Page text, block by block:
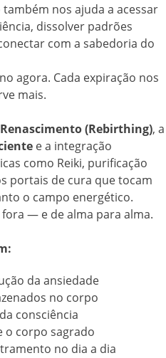
nos ajuda a acessar
dissolver padrões
com a sabedoria do
agora. Cada expiração nos
mais.
Renascimento (Rebirthing), a
e a integração
como Reiki, purificação
portais de cura que tocam
o campo energético.
— e de alma para alma.
da ansiedade
no corpo
consciência
o corpo sagrado
no dia a dia